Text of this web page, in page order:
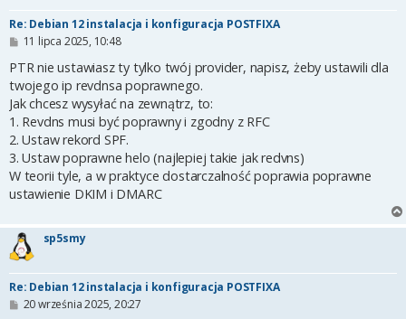
Re: Debian 12 instalacja i konfiguracja POSTFIXA
P
s
11 lipca 2025, 10:48
PTR nie ustawiasz ty tylko twój provider, napisz, żeby ustawili dla
twojego ip revdnsa poprawnego.
Jak chcesz wysyłać na zewnątrz, to:
1. Revdns musi być poprawny i zgodny z RFC
2. Ustaw rekord SPF.
3. Ustaw poprawne helo (najlepiej takie jak redvns)
W teorii tyle, a w praktyce dostarczalność poprawia poprawne
ustawienie DKIM i DMARC
sp5smy
Re: Debian 12 instalacja i konfiguracja POSTFIXA
P20 września 2025, 20:27